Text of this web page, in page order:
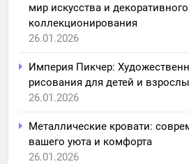
мир искусства и декоративного
коллекционирования
26.01.2026
Империя Пикчер:
рисования для детей и
26.01.2026
Металлические кровати:
вашего уюта и комфорта
26.01.2026